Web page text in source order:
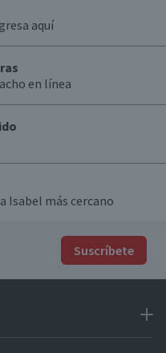
aquí
en línea
Isabel más cercano
Suscríbete